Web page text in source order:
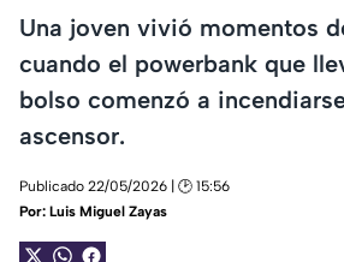
Una joven vivió momentos
cuando el powerbank que
bolso comenzó a
ascensor.
Publicado 22/05/2026 | 🕑 15:56
Por: Luis Miguel Zayas